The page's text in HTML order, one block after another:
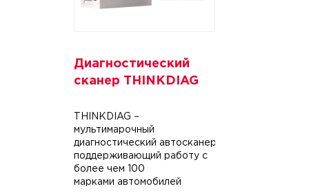
Диагностический
сканер THINKDIAG
THINKDIAG –
мультимарочный
диагностический автосканер,
поддерживающий работу с
более чем 100
марками автомобилей